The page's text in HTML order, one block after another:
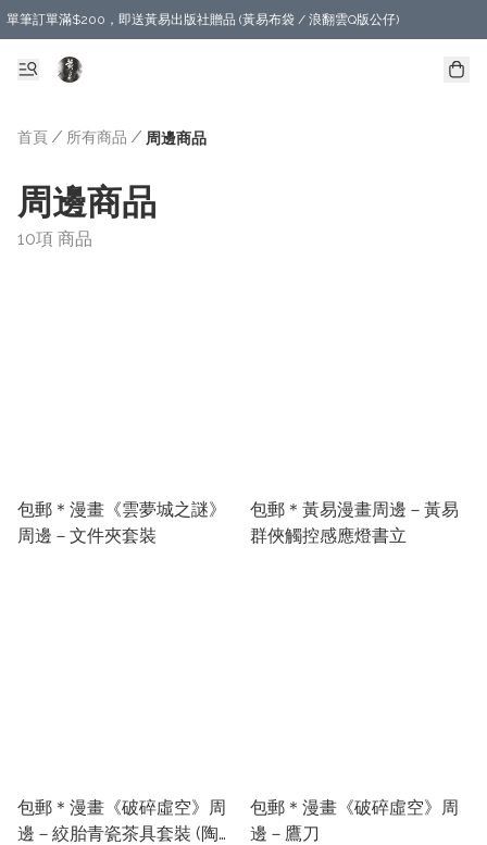
單筆訂單滿$200，即送黃易出版社贈品 (黃易布袋 / 浪翻雲Q版公仔)
首頁 / 所有商品 / 周邊商品
周邊商品
10項 商品
包郵＊漫畫《雲夢城之謎》
周邊－文件夾套裝
包郵＊黃易漫畫周邊－黃易
群俠觸控感應燈書立
包郵＊漫畫《破碎虛空》周
邊－絞胎青瓷茶具套裝 (陶瓷
包郵＊漫畫《破碎虛空》周
邊－鷹刀